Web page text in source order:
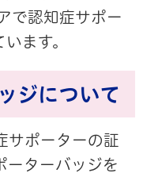
で認知症サポー
ます。
ジについて
サポーターの証
ーターバッジを